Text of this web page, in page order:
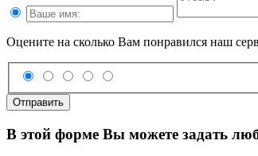
Оцените на сколько Вам понравился наш
Отправить
В этой форме Вы можете задать